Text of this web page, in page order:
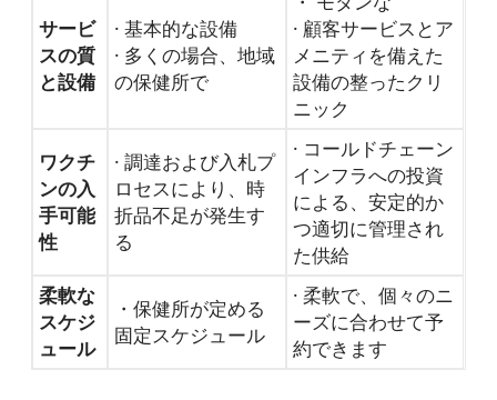
サービ
スの質
と設備
· 基本的な設備
· 多くの場合、地域
の保健所で
· 顧客サービスとア
メニティを備えた
設備の整ったクリ
ニック
ワクチ
ンの入
手可能
性
· 調達および入札プ
ロセスにより、時
折品不足が発生す
る
· コールドチェーン
インフラへの投資
による、安定的か
つ適切に管理され
た供給
柔軟な
スケジ
ュール
・保健所が定める
固定スケジュール
· 柔軟で、個々のニ
ーズに合わせて予
約できます